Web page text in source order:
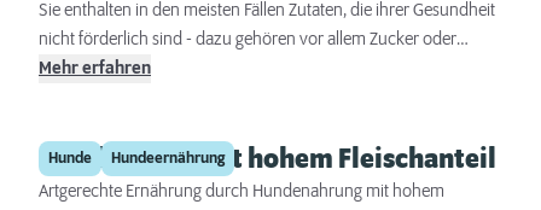
Sie enthalten in den meisten Fällen Zutaten, die ihrer Gesundheit
nicht förderlich sind - dazu gehören vor allem Zucker oder
Zuckerersatzstoffe, die für den Hundemagen absolut tabu sind.
hundegerechten Leckerbissen bei Ihrem vierbeinigen Freund
punkten.
Mehr erfahren
Hunde Hundeernährung
Hundefutter mit hohem Fleischanteil
Artgerechte Ernährung durch Hundenahrung mit hohem